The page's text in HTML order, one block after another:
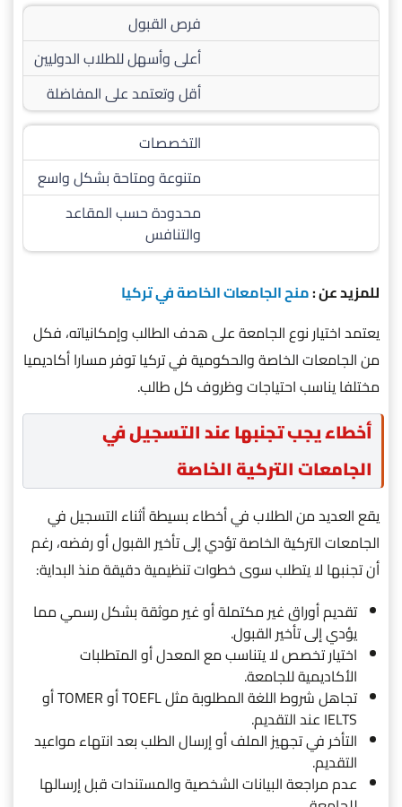
فرص القبول
أعلى وأسهل للطلاب الدوليين
أقل وتعتمد على المفاضلة
التخصصات
متنوعة ومتاحة بشكل واسع
محدودة حسب المقاعد
والتنافس
للمزيد عن :منح الجامعات الخاصة في تركيا
يعتمد اختيار نوع الجامعة على هدف الطالب وإمكانياته، فكل
من الجامعات الخاصة والحكومية في تركيا توفر مسارا أكاديميا
مختلفا يناسب احتياجات وظروف كل طالب.
أخطاء يجب تجنبها عند التسجيل في
الجامعات التركية الخاصة
يقع العديد من الطلاب في أخطاء بسيطة أثناء التسجيل في
الجامعات التركية الخاصة تؤدي إلى تأخير القبول أو رفضه، رغم
أن تجنبها لا يتطلب سوى خطوات تنظيمية دقيقة منذ البداية:
تقديم أوراق غير مكتملة أو غير موثقة بشكل رسمي مما
يؤدي إلى تأخير القبول.
اختيار تخصص لا يتناسب مع المعدل أو المتطلبات
الأكاديمية للجامعة.
تجاهل شروط اللغة المطلوبة مثل TOEFL أو TOMER أو
IELTS عند التقديم.
التأخر في تجهيز الملف أو إرسال الطلب بعد انتهاء مواعيد
التقديم.
عدم مراجعة البيانات الشخصية والمستندات قبل إرسالها